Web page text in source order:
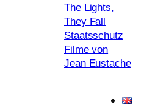
The Lights,
They Fall
Staatsschutz
Filme von
Jean Eustache